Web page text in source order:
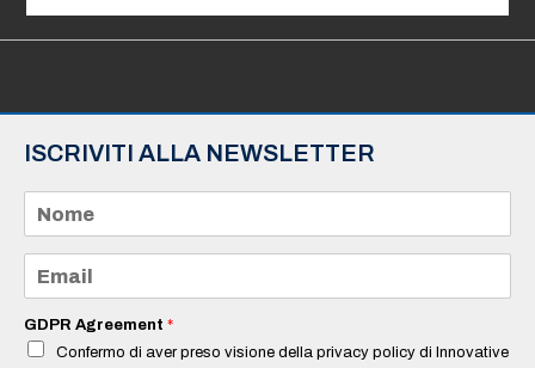
ISCRIVITI ALLA NEWSLETTER
m
e
a
i
*
GDPR Agreement *
Confermo di aver preso visione della privacy policy di Innovative